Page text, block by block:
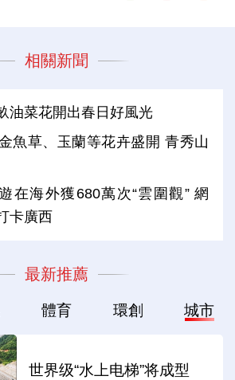
相關新聞
油菜花開出春日好風光
魚草、玉蘭等花卉盛開 青秀山
在海外獲680萬次“雲圍觀” 網
卡廣西
最新推薦
體育 環創 城市
世界级“水上电梯”将成型